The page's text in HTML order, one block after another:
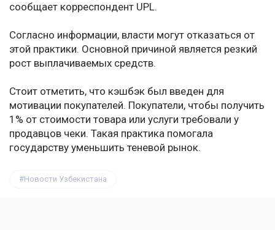
сообщает корреспондент UPL.
Согласно информации, власти могут отказаться от
этой практики. Основной причиной является резкий
рост выплачиваемых средств.
Стоит отметить, что кэшбэк был введен для
мотивации покупателей. Покупатели, чтобы получить
1% от стоимости товара или услуги требовали у
продавцов чеки. Такая практика помогала
государству уменьшить теневой рынок.
Новости Узбекистана